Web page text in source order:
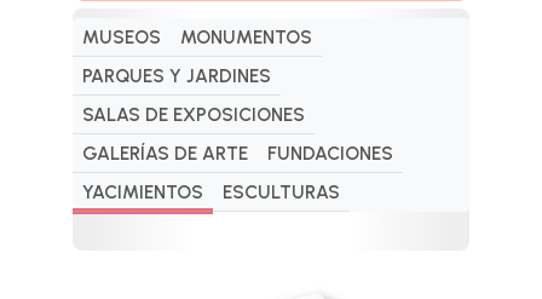
MUSEOS
MONUMENTOS
PARQUES Y JARDINES
SALAS DE EXPOSICIONES
GALERÍAS DE ARTE
FUNDACIONES
YACIMIENTOS
ESCULTURAS